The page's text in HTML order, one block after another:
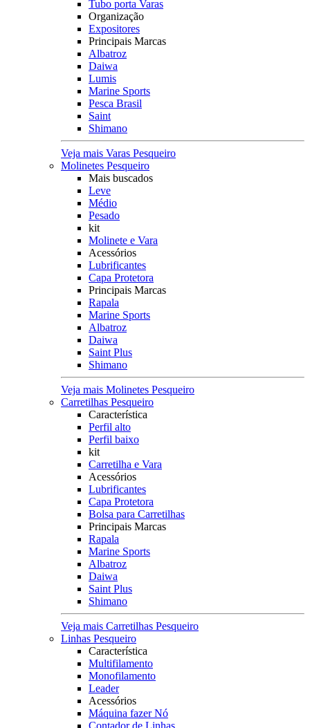
Tubo porta Varas
Organização
Expositores
Principais Marcas
Albatroz
Daiwa
Lumis
Marine Sports
Pesca Brasil
Saint
Shimano
Veja mais Varas Pesqueiro
Molinetes Pesqueiro
Mais buscados
Leve
Médio
Pesado
kit
Molinete e Vara
Acessórios
Lubrificantes
Capa Protetora
Principais Marcas
Rapala
Marine Sports
Albatroz
Daiwa
Saint Plus
Shimano
Veja mais Molinetes Pesqueiro
Carretilhas Pesqueiro
Característica
Perfil alto
Perfil baixo
kit
Carretilha e Vara
Acessórios
Lubrificantes
Capa Protetora
Bolsa para Carretilhas
Principais Marcas
Rapala
Marine Sports
Albatroz
Daiwa
Saint Plus
Shimano
Veja mais Carretilhas Pesqueiro
Linhas Pesqueiro
Característica
Multifilamento
Monofilamento
Leader
Acessórios
Máquina fazer Nó
Contador de Linhas